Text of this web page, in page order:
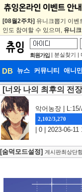
[08월2주차] 유니크뽑기 이벤
인도 참여할 수 있으며, 유니
회원가입 | 분실찾기 |
DB 뉴스 커뮤니티 애니
DB
웹툰
[너와 나의 최후의 전
악어농장 |
2,102/3,270
| 0 | 2023-06-11
[숨덕모드설정] 게시판최상단